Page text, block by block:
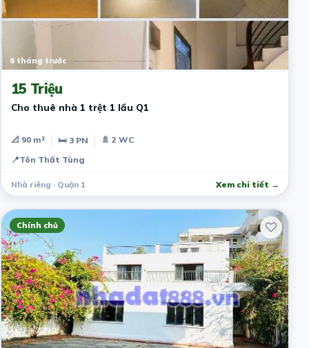
6 tháng trước
15 Triệu
Cho thuê nhà 1 trệt 1 lầu Q1
📐 90 m² 🛏 3 PN
🚿 2 WC
📍Tôn Thất Tùng
Nhà riêng · Quận 1 Xem chi tiết →
Chính chủ